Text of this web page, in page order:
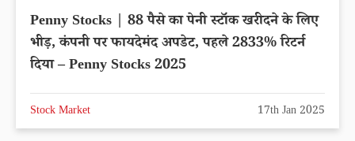
Penny Stocks | 88 पैसे का पेनी स्टॉक खरीदने के लिए
भीड़, कंपनी पर फायदेमंद अपडेट, पहले 2833% रिटर्न
दिया – Penny Stocks 2025
Stock Market 17th Jan 2025